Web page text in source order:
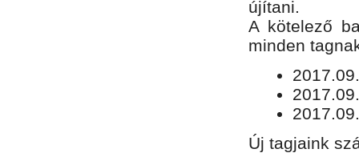
újítani.
​A kötelező
minden
Új tagjaink